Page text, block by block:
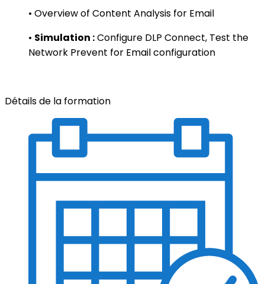
• Overview of Content Analysis for Email
• Simulation :Configure DLP Connect, Test the
Network Prevent for Email configuration
Détails de la formation